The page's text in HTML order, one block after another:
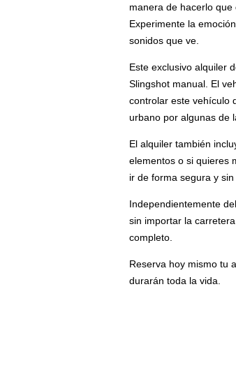
manera de hacerlo
Experimente la
sonidos que ve.
Este exclusivo alquiler
Slingshot manual. El
controlar este vehículo
urbano por algunas de
El alquiler también
elementos o si quieres
ir de forma segura y
Independientemente
sin importar la
completo.
Reserva hoy mismo tu
durarán toda la vida.